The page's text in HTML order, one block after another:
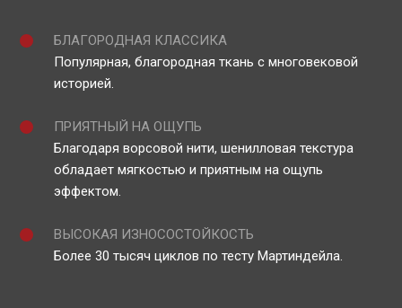
БЛАГОРОДНАЯ КЛАССИКА
Популярная, благородная ткань с многовековой
историей.
ПРИЯТНЫЙ НА ОЩУПЬ
Благодаря ворсовой нити, шенилловая текстура
обладает мягкостью и приятным на ощупь
эффектом.
ВЫСОКАЯ ИЗНОСОСТОЙКОСТЬ
Более 30 тысяч циклов по тесту Мартиндейла.